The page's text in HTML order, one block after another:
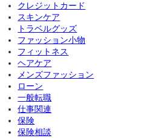
クレジットカード
スキンケア
トラベルグッズ
ファッション小物
フィットネス
ヘアケア
メンズファッション
ローン
一般転職
仕事関連
保険
保険相談